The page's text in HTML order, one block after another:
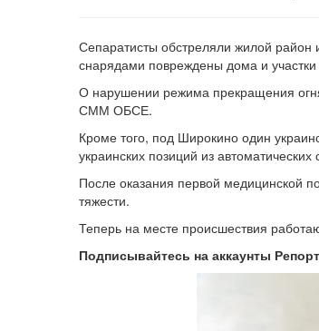
Сепаратисты обстреляли жилой
снарядами повреждены дома и
О нарушении режима прекращения
СММ ОБСЕ.
Кроме того, под Широкино один
украинских позиций из автоматических
После оказания первой медицинской
тяжести.
Теперь на месте происшествия
Подписывайтесь на аккаунты